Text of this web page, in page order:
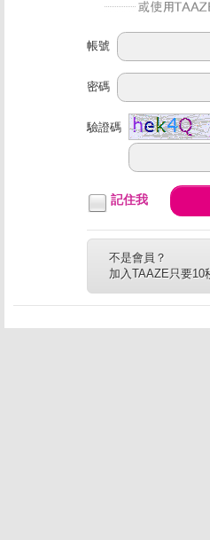
帳號
密碼
驗證碼
記住我
不是會員？
加入TAAZE只要10